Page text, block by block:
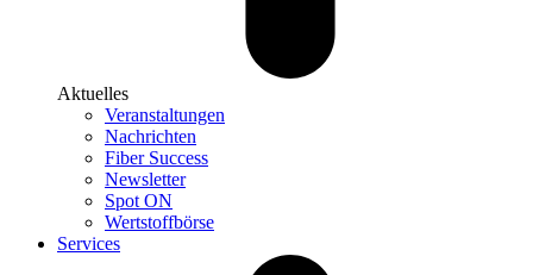
Aktuelles
Veranstaltungen
Nachrichten
Fiber Success
Newsletter
Spot ON
Wertstoffbörse
Services